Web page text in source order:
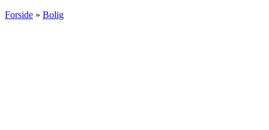
Forside » Bolig